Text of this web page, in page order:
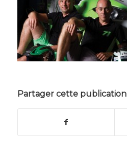
Partager cette publication